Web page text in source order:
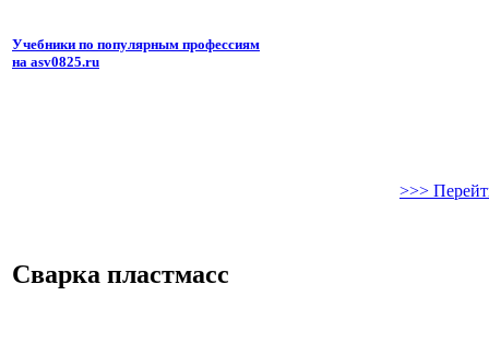
Учебники по популярным профессиям
на asv0825.ru
>>>
Сварка пластмасс